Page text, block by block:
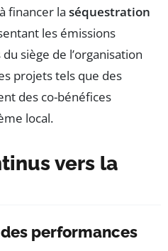
financer la séquestration
les émissions
siège de l’organisation
projets tels que des
des co-bénéfices
local.
vers la
performances